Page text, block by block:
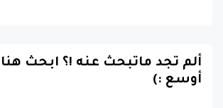
ألم تجد ماتبحث عنه !؟ ابحث
أوسع :)